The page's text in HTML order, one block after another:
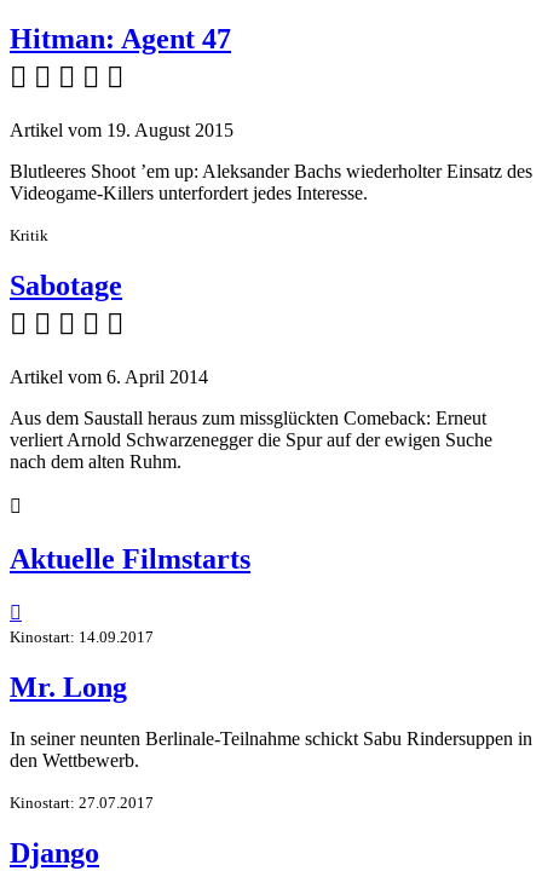
Hitman: Agent 47
    
Artikel vom 19. August 2015
Blutleeres Shoot ’em up: Aleksander Bachs wiederholter Einsatz des
Videogame-Killers unterfordert jedes Interesse.
Kritik
Sabotage
    
Artikel vom 6. April 2014
Aus dem Saustall heraus zum missglückten Comeback: Erneut
verliert Arnold Schwarzenegger die Spur auf der ewigen Suche
nach dem alten Ruhm.

Aktuelle Filmstarts

Kinostart: 14.09.2017
Mr. Long
In seiner neunten Berlinale-Teilnahme schickt Sabu Rindersuppen in
den Wettbewerb.
Kinostart: 27.07.2017
Django